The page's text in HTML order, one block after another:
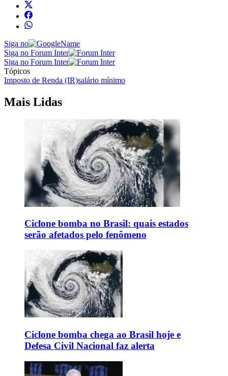
Siga no
Siga no Forum Inter
Siga no Forum Inter
Tópicos
Imposto de Renda (IR)salário mínimo
Mais Lidas
Ciclone bomba no Brasil: quais estados
serão afetados pelo fenômeno
Ciclone bomba chega ao Brasil hoje e
Defesa Civil Nacional faz alerta